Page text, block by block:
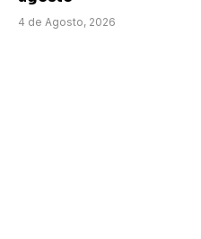
4 de Agosto, 2026